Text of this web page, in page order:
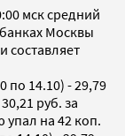
мск средний
Москвы
составляет
по 14.10) - 29,79
руб. за
на 42 коп.